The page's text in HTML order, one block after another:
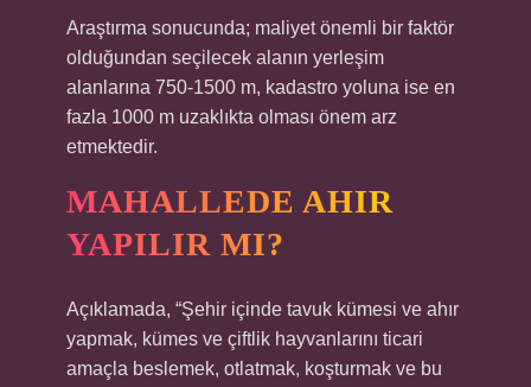
Araştırma sonucunda; maliyet önemli bir faktör
olduğundan seçilecek alanın yerleşim
alanlarına 750-1500 m, kadastro yoluna ise en
fazla 1000 m uzaklıkta olması önem arz
etmektedir.
MAHALLEDE AHIR
YAPILIR MI?
Açıklamada, “Şehir içinde tavuk kümesi ve ahır
yapmak, kümes ve çiftlik hayvanlarını ticari
amaçla beslemek, otlatmak, koşturmak ve bu